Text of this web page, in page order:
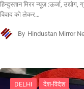
हिन्दुस्तान मिरर न्यूज़ :ऊर्जा,
विवाद को लेकर…
By Hindustan Mirror
DELHI देश-विदेश